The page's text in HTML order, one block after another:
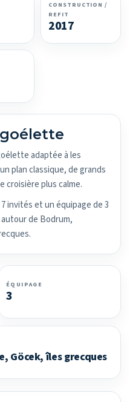
CONSTRUCTION /
REFIT
2017
adaptée à les
plan classique, de grands
croisière plus calme.
invités et un équipage de 3
de Bodrum,
ÉQUIPAGE
3
Göcek, îles grecques